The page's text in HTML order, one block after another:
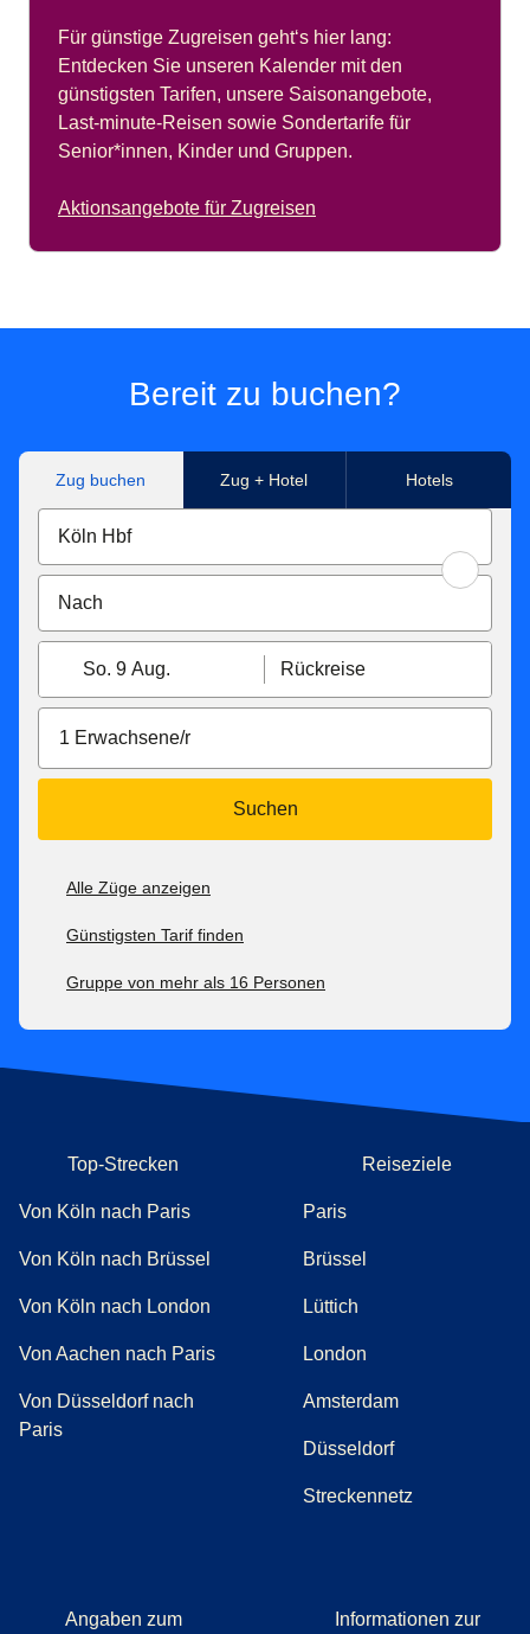
Für günstige Zugreisen geht‘s hier lang:
Entdecken Sie unseren Kalender mit den
günstigsten Tarifen, unsere Saisonangebote,
Last-minute-Reisen sowie Sondertarife für
Senior*innen, Kinder und Gruppen.
Aktionsangebote für Zugreisen
Bereit zu buchen?
Zug buchen Zug + Hotel Hotels
So. 9 Aug. Rückreise
1 Erwachsene/r
Suchen
Alle Züge anzeigen
Günstigsten Tarif finden
Gruppe von mehr als 16 Personen
Top-Strecken
Von Köln nach Paris
Von Köln nach Brüssel
Von Köln nach London
Von Aachen nach Paris
Von Düsseldorf nach
Paris
Reiseziele
Paris
Brüssel
Lüttich
London
Amsterdam
Düsseldorf
Streckennetz
Angaben zum
Informationen zur